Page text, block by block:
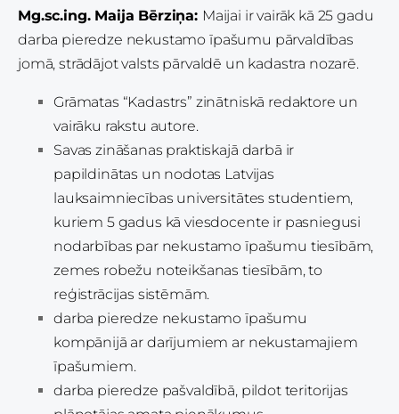
Mg.sc.ing. Maija Bērziņa: Maijai ir vairāk kā 25 gadu
darba pieredze nekustamo īpašumu pārvaldības
jomā, strādājot valsts pārvaldē un kadastra nozarē.
Grāmatas “Kadastrs” zinātniskā redaktore un
vairāku rakstu autore.
Savas zināšanas praktiskajā darbā ir
papildinātas un nodotas Latvijas
lauksaimniecības universitātes studentiem,
kuriem 5 gadus kā viesdocente ir pasniegusi
nodarbības par nekustamo īpašumu tiesībām,
zemes robežu noteikšanas tiesībām, to
reģistrācijas sistēmām.
darba pieredze nekustamo īpašumu
kompānijā ar darījumiem ar nekustamajiem
īpašumiem.
darba pieredze pašvaldībā, pildot teritorijas